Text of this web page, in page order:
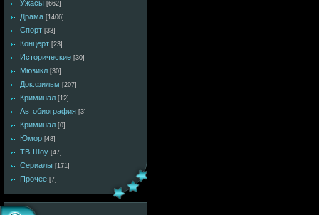
Ужасы [662]
Драма [1406]
Спорт [33]
Концерт [23]
Исторические [30]
Мюзикл [30]
Док.фильм [207]
Криминал [12]
Автобиография [3]
Криминал [0]
Юмор [48]
ТВ-Шоу [47]
Сериалы [171]
Прочее [7]